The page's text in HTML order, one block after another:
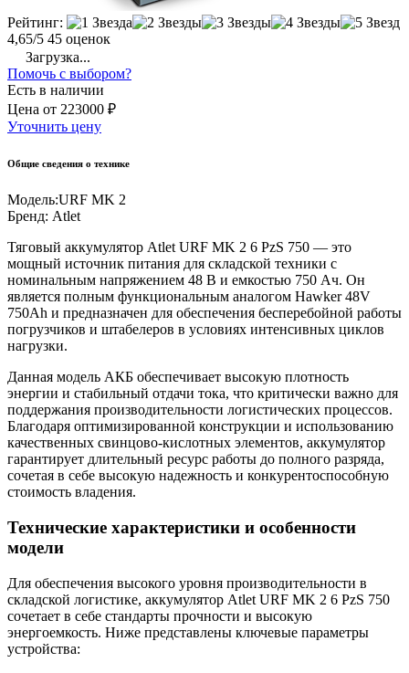
Рейтинг:
4,65/5 45 оценок
Загрузка...
Помочь с выбором?
Есть в наличии
Цена от 223000 ₽
Уточнить цену
Общие сведения о технике
Модель:URF MK 2
Бренд: Atlet
Тяговый аккумулятор Atlet URF MK 2 6 PzS 750 — это
мощный источник питания для складской техники с
номинальным напряжением 48 В и емкостью 750 Ач. Он
является полным функциональным аналогом Hawker 48V
750Ah и предназначен для обеспечения бесперебойной работы
погрузчиков и штабелеров в условиях интенсивных циклов
нагрузки.
Данная модель АКБ обеспечивает высокую плотность
энергии и стабильный отдачи тока, что критически важно для
поддержания производительности логистических процессов.
Благодаря оптимизированной конструкции и использованию
качественных свинцово-кислотных элементов, аккумулятор
гарантирует длительный ресурс работы до полного разряда,
сочетая в себе высокую надежность и конкурентоспособную
стоимость владения.
Технические характеристики и особенности
модели
Для обеспечения высокого уровня производительности в
складской логистике, аккумулятор Atlet URF MK 2 6 PzS 750
сочетает в себе стандарты прочности и высокую
энергоемкость. Ниже представлены ключевые параметры
устройства: